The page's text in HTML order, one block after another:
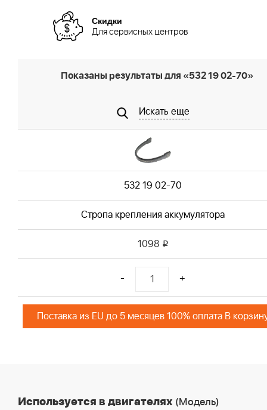
Скидки
Для сервисных центров
Показаны результаты для «532 19 02-70»
Искать еще
532 19 02-70
Стропа крепления аккумулятора
1098 i
- +
Поставка из EU до 5 месяцев 100% оплата В
Используется в двигателях (Модель)